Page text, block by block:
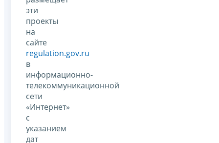
эти
проекты
на
сайте
regulation.gov.ru
в
информационно-
телекоммуникационной
сети
«Интернет»
с
указанием
дат